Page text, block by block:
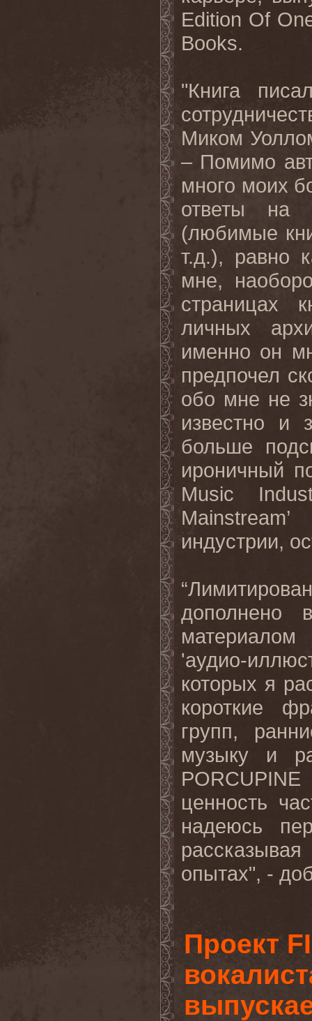
Edition Of
Books.
"Книга
Миком
– Помимо
много моих
ответы на
(любимые
т.д.), равно
мне,
страницах
личных
именно он
предпочел
обо мне не
известно и
больше
ироничный
Music
Mainstream’
индустрии,
дополнено
'аудио-
которых я
короткие
групп,
музыку и
ценность
надеюсь
рассказывая
опытах", -
Проект